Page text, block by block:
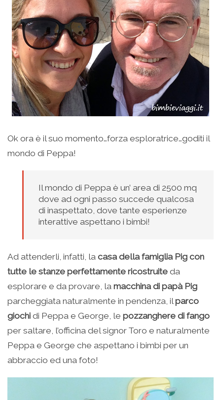
Ok ora è il suo momento…forza esploratrice…goditi il
mondo di Peppa!
Il mondo di Peppa è un’ area di 2500 mq
dove ad ogni passo succede qualcosa
di inaspettato, dove tante esperienze
interattive aspettano i bimbi!
Ad attenderli, infatti, la casa della famiglia Pig con
tutte le stanze perfettamente ricostruite da
esplorare e da provare, la macchina di papà Pig
parcheggiata naturalmente in pendenza, ilparco
giochi di Peppa e George, le pozzanghere di fango
per saltare, l’officina del signor Toro e naturalmente
Peppa e George che aspettano i bimbi per un
abbraccio ed una foto!